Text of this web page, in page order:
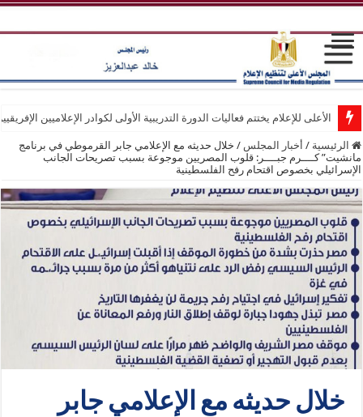
الأعلى للإعلام يختتم فعاليات الدورة التدريبية الأولى لكوادر الإعلاميين
الرئيسية / أخبار المجلس / خلال حديثه مع الإعلامي جابر القرموطي في برنامج
مانشيت” كــــرم جبــــر: قلوب المصريين موجوعة بسبب تصريحات الجانب
الإسرائيلي بخصوص اقتحام رفح الفلسطينية
خلال حديثه مع الإعلامي جابر